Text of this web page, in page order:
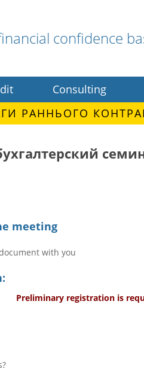
confidence
Consulting
РАННЬОГО
meeting
with you
Preliminary registration is